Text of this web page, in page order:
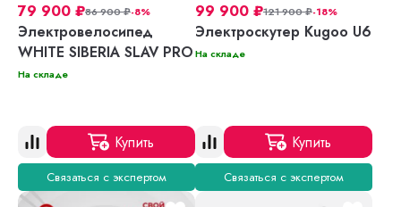
79 900 ₽86 900₽-8%
Электровелосипед
WHITE SIBERIA SLAV PRO
На складе
Купить
Связаться с экспертом
99 900 ₽121 900₽-18%
Электроскутер Kugoo U6
На складе
Купить
Связаться с экспертом